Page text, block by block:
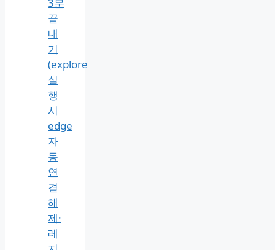
끝
내
기
(explore
실
행
시
edge
자
동
연
결
해
제·
레